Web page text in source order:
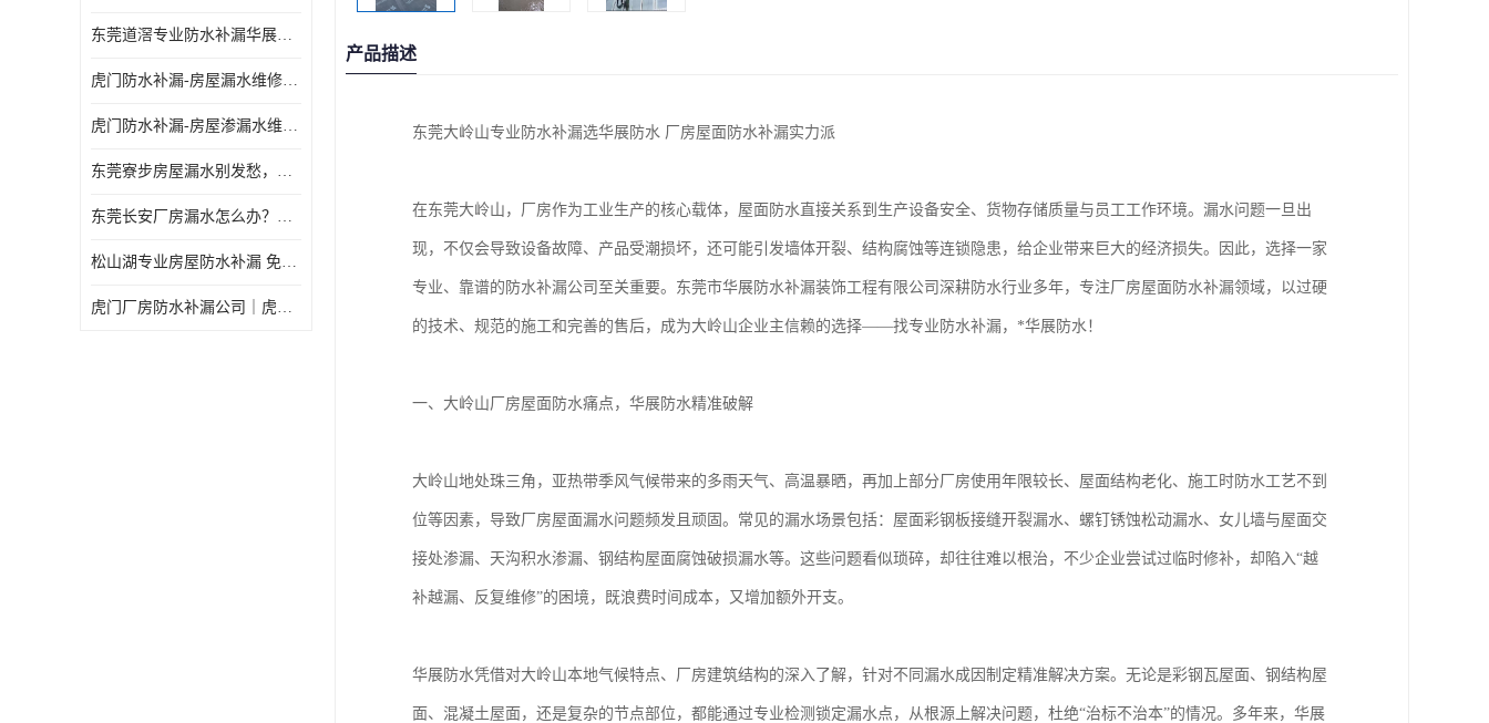
东莞道滘专业防水补漏华展防水更专业，及时高效，五年质保
虎门防水补漏-房屋漏水维修 免费上门提供方案 高效解决渗漏水问题
虎门防水补漏-房屋渗漏水维修 免费上门提供方案 验收合格再收费
东莞寮步房屋漏水别发愁，华展防水为您解烦忧！
东莞长安厂房漏水怎么办？华展防水24小时解决渗漏难题
松山湖专业房屋防水补漏 免费上门看现场，快速提供可靠方案
虎门厂房防水补漏公司｜虎门专修厂房渗漏水｜虎门楼面漏水补漏
产品描述
东莞大岭山专业防水补漏选华展防水 厂房屋面防水补漏实力派
在东莞大岭山，厂房作为工业生产的核心载体，屋面防水直接关系到生产设备安全、货物存储质量与员工工作环境。漏水问题一旦出
现，不仅会导致设备故障、产品受潮损坏，还可能引发墙体开裂、结构腐蚀等连锁隐患，给企业带来巨大的经济损失。因此，选择一家
专业、靠谱的防水补漏公司至关重要。东莞市华展防水补漏装饰工程有限公司深耕防水行业多年，专注厂房屋面防水补漏领域，以过硬
的技术、规范的施工和完善的售后，成为大岭山企业主信赖的选择——找专业防水补漏，*华展防水！
一、大岭山厂房屋面防水痛点，华展防水精准破解
大岭山地处珠三角，亚热带季风气候带来的多雨天气、高温暴晒，再加上部分厂房使用年限较长、屋面结构老化、施工时防水工艺不到
位等因素，导致厂房屋面漏水问题频发且顽固。常见的漏水场景包括：屋面彩钢板接缝开裂漏水、螺钉锈蚀松动漏水、女儿墙与屋面交
接处渗漏、天沟积水渗漏、钢结构屋面腐蚀破损漏水等。这些问题看似琐碎，却往往难以根治，不少企业尝试过临时修补，却陷入“越
补越漏、反复维修”的困境，既浪费时间成本，又增加额外开支。
华展防水凭借对大岭山本地气候特点、厂房建筑结构的深入了解，针对不同漏水成因制定精准解决方案。无论是彩钢瓦屋面、钢结构屋
面、混凝土屋面，还是复杂的节点部位，都能通过专业检测锁定漏水点，从根源上解决问题，杜绝“治标不治本”的情况。多年来，华展